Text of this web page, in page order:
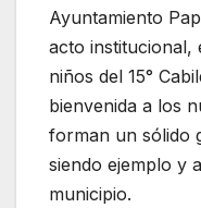
Ayuntamiento
acto institucional,
niños del 15°
bienvenida a los
forman un sólido
siendo ejemplo y
municipio.